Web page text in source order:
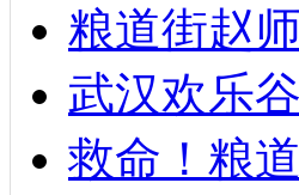
粮道街赵
武汉欢乐
救命！粮